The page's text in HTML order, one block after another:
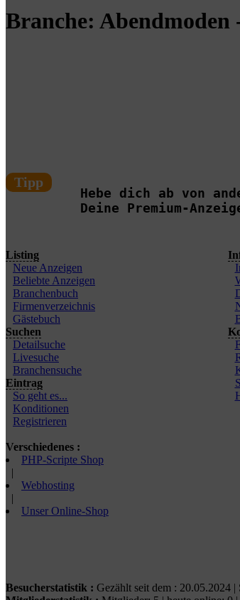
Branche: Abendmoden
Tipp
Hebe dich ab von
Deine Premium-
Listing
Neue Anzeigen
Beliebte Anzeigen
Branchenbuch
Firmenverzeichnis
Gästebuch
Suchen
Detailsuche
Livesuche
Branchensuche
Eintrag
So geht es...
Konditionen
Registrieren
Verschiedenes :
PHP-Scripte Shop
|
Webhosting
|
Unser Online-Shop
Besucherstatistik : Gezählt seit dem : 20.05.2024